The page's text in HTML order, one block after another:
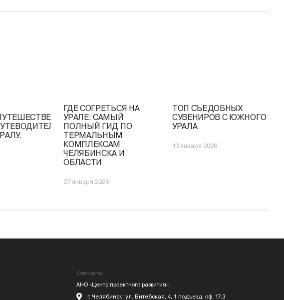
ПО
ГДЕ СОГРЕТЬСЯ НА
УРАЛЕ: САМЫЙ
ПОЛНЫЙ ГИД ПО
ТЕРМАЛЬНЫМ
КОМПЛЕКСАМ
ЧЕЛЯБИНСКА И
ОБЛАСТИ
27 января 2026
ТОП СЪЕДОБНЫХ
СУВЕНИРОВ С ЮЖНОГО
УРАЛА
13 января 2026
Контакты
АНО «Центр проектного развития»
г. Челябинск, ул. Витебская, 4, 1 подъезд, оф. 17.3